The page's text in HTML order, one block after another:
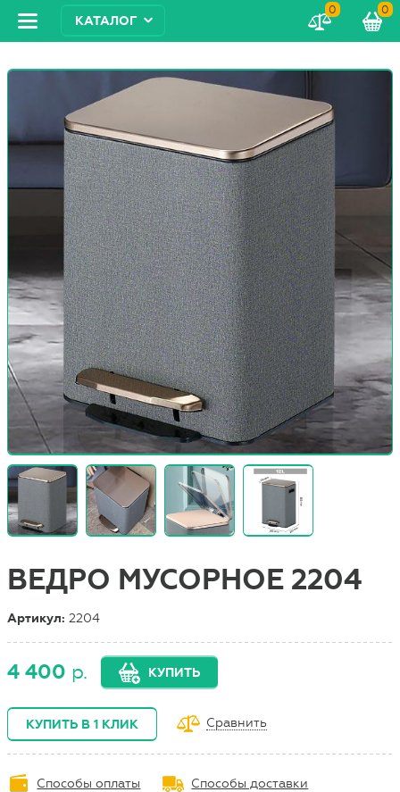
КАТАЛОГ
0 0
ВЕДРО МУСОРНОЕ 2204
Артикул:2204
4 400 р. КУПИТЬ
КУПИТЬ В 1 КЛИК Сравнить
Способы оплаты Способы доставки